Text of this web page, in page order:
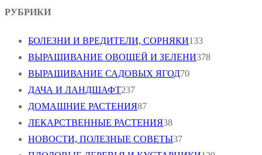
РУБРИКИ
БОЛЕЗНИ И ВРЕДИТЕЛИ, СОРНЯКИ133
ВЫРАЩИВАНИЕ ОВОЩЕЙ И ЗЕЛЕНИ378
ВЫРАЩИВАНИЕ САДОВЫХ ЯГОД70
ДАЧА И ЛАНДШАФТ237
ДОМАШНИЕ РАСТЕНИЯ87
ЛЕКАРСТВЕННЫЕ РАСТЕНИЯ38
НОВОСТИ, ПОЛЕЗНЫЕ СОВЕТЫ37